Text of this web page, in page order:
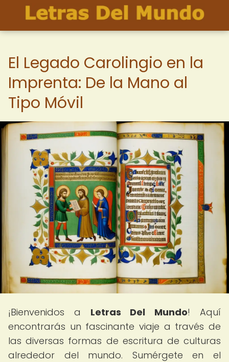
El Legado Carolingio en la
Imprenta: De la Mano al
Tipo Móvil
¡Bienvenidos a Letras Del Mundo! Aquí
encontrarás un fascinante viaje a través de
las diversas formas de escritura de culturas
alrededor del mundo. Sumérgete en el